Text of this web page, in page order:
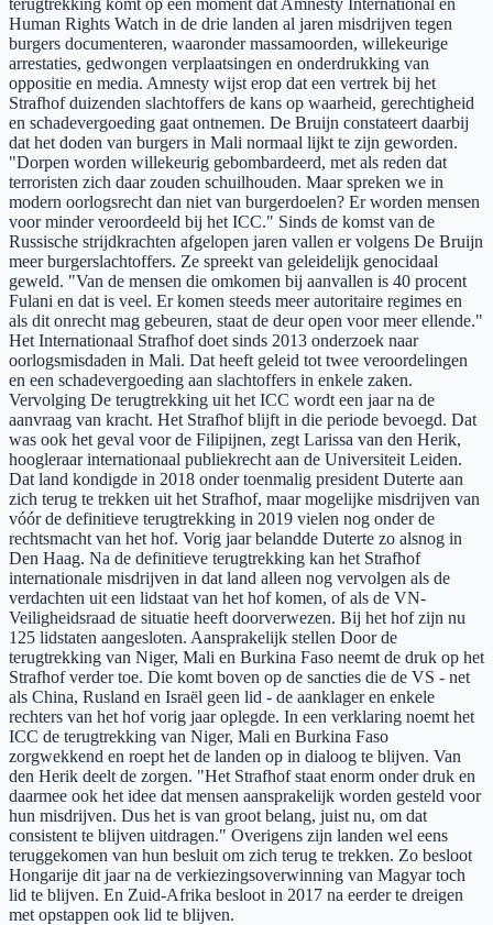
Human Rights Watch in de drie landen al jaren misdrijven tegen
burgers documenteren, waaronder massamoorden, willekeurige
arrestaties, gedwongen verplaatsingen en onderdrukking van
oppositie en media. Amnesty wijst erop dat een vertrek bij het
Strafhof duizenden slachtoffers de kans op waarheid, gerechtigheid
en schadevergoeding gaat ontnemen. De Bruijn constateert daarbij
dat het doden van burgers in Mali normaal lijkt te zijn geworden.
"Dorpen worden willekeurig gebombardeerd, met als reden dat
terroristen zich daar zouden schuilhouden. Maar spreken we in
modern oorlogsrecht dan niet van burgerdoelen? Er worden mensen
voor minder veroordeeld bij het ICC." Sinds de komst van de
Russische strijdkrachten afgelopen jaren vallen er volgens De Bruijn
meer burgerslachtoffers. Ze spreekt van geleidelijk genocidaal
geweld. "Van de mensen die omkomen bij aanvallen is 40 procent
Fulani en dat is veel. Er komen steeds meer autoritaire regimes en
als dit onrecht mag gebeuren, staat de deur open voor meer ellende."
Het Internationaal Strafhof doet sinds 2013 onderzoek naar
oorlogsmisdaden in Mali. Dat heeft geleid tot twee veroordelingen
en een schadevergoeding aan slachtoffers in enkele zaken.
Vervolging De terugtrekking uit het ICC wordt een jaar na de
aanvraag van kracht. Het Strafhof blijft in die periode bevoegd. Dat
was ook het geval voor de Filipijnen, zegt Larissa van den Herik,
hoogleraar internationaal publiekrecht aan de Universiteit Leiden.
Dat land kondigde in 2018 onder toenmalig president Duterte aan
zich terug te trekken uit het Strafhof, maar mogelijke misdrijven van
vóór de definitieve terugtrekking in 2019 vielen nog onder de
rechtsmacht van het hof. Vorig jaar belandde Duterte zo alsnog in
Den Haag. Na de definitieve terugtrekking kan het Strafhof
internationale misdrijven in dat land alleen nog vervolgen als de
verdachten uit een lidstaat van het hof komen, of als de VN-
Veiligheidsraad de situatie heeft doorverwezen. Bij het hof zijn nu
125 lidstaten aangesloten. Aansprakelijk stellen Door de
terugtrekking van Niger, Mali en Burkina Faso neemt de druk op het
Strafhof verder toe. Die komt boven op de sancties die de VS - net
als China, Rusland en Israël geen lid - de aanklager en enkele
rechters van het hof vorig jaar oplegde. In een verklaring noemt het
ICC de terugtrekking van Niger, Mali en Burkina Faso
zorgwekkend en roept het de landen op in dialoog te blijven. Van
den Herik deelt de zorgen. "Het Strafhof staat enorm onder druk en
daarmee ook het idee dat mensen aansprakelijk worden gesteld voor
hun misdrijven. Dus het is van groot belang, juist nu, om dat
consistent te blijven uitdragen." Overigens zijn landen wel eens
teruggekomen van hun besluit om zich terug te trekken. Zo besloot
Hongarije dit jaar na de verkiezingsoverwinning van Magyar toch
lid te blijven. En Zuid-Afrika besloot in 2017 na eerder te dreigen
met opstappen ook lid te blijven.